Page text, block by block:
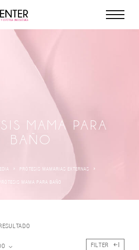
MAMA PARA
BAÑO
PRÓTESIS MAMARIAS EXTERNAS
PRÓTESIS MAMA PARA BAÑO
FILTER